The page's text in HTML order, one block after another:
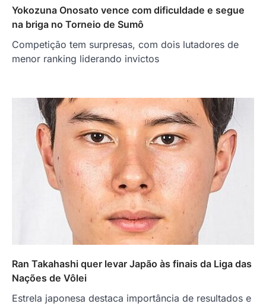
Yokozuna Onosato vence com dificuldade e segue
na briga no Torneio de Sumô
Competição tem surpresas, com dois lutadores de
menor ranking liderando invictos
Ran Takahashi quer levar Japão às finais da Liga das
Nações de Vôlei
Estrela japonesa destaca importância de resultados e